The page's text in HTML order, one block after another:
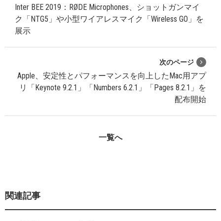
Inter BEE 2019：RØDE Microphones、ショットガンマイ
ク「NTG5」や小型ワイアレスマイク「Wireless GO」を
展示
次のページ
Apple、安定性とパフォーマンスを向上したMac用アプ
リ「Keynote 9.2.1」「Numbers 6.2.1」「Pages 8.2.1」を
配布開始
一覧へ
関連記事